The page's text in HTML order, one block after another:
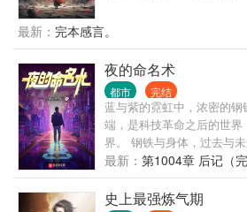
拖入无序的深渊。 在这个
个时代，人类灿若星辰。
立文明废墟之上，红帔似血
在他身后缓缓打开，他张开
低语—— “好戏……开场。”
最新： 完本感言。
夜的命名术
都市 完结
蓝与紫的霓虹中，浓密的
端，是科技革命之后的世
界。 钢铁与身体，过去与
界并存，面前的一切，像是
逐渐笼罩。 可你要明白啊
去应对黑暗，要用火。
最新： 第1004章 后记（完
史上最强炼气期